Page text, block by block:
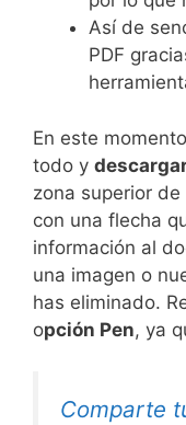
Así de
PDF
En este
todo y
zona superior
con una flecha
información al
una imagen o
has eliminado.
opción Pen, ya
Comparte